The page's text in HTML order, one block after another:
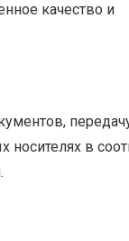
качество и
в